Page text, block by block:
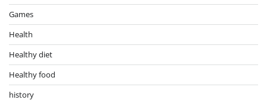
Games
Health
Healthy diet
Healthy food
history